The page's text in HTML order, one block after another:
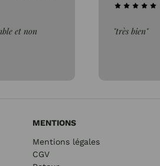
et non
"très bien"
MENTIONS
Mentions légales
CGV